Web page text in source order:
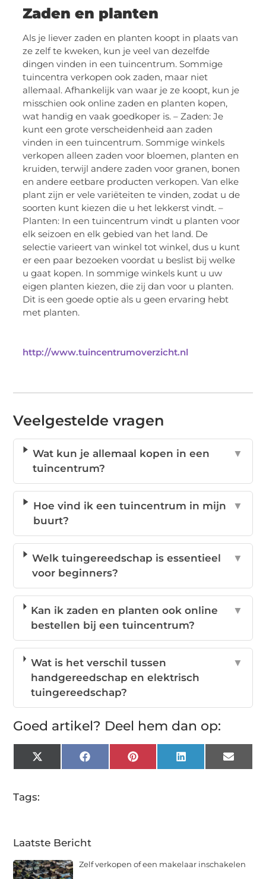
Zaden en planten
Als je liever zaden en planten koopt in plaats van
ze zelf te kweken, kun je veel van dezelfde
dingen vinden in een tuincentrum. Sommige
tuincentra verkopen ook zaden, maar niet
allemaal. Afhankelijk van waar je ze koopt, kun je
misschien ook online zaden en planten kopen,
wat handig en vaak goedkoper is. – Zaden: Je
kunt een grote verscheidenheid aan zaden
vinden in een tuincentrum. Sommige winkels
verkopen alleen zaden voor bloemen, planten en
kruiden, terwijl andere zaden voor granen, bonen
en andere eetbare producten verkopen. Van elke
plant zijn er vele variëteiten te vinden, zodat u de
soorten kunt kiezen die u het lekkerst vindt. –
Planten: In een tuincentrum vindt u planten voor
elk seizoen en elk gebied van het land. De
selectie varieert van winkel tot winkel, dus u kunt
er een paar bezoeken voordat u beslist bij welke
u gaat kopen. In sommige winkels kunt u uw
eigen planten kiezen, die zij dan voor u planten.
Dit is een goede optie als u geen ervaring hebt
met planten.
http://www.tuincentrumoverzicht.nl
Veelgestelde vragen
Wat kun je allemaal kopen in een
tuincentrum?
▼
Hoe vind ik een tuincentrum in mijn
buurt?
▼
Welk tuingereedschap is essentieel
voor beginners?
▼
Kan ik zaden en planten ook online
bestellen bij een tuincentrum?
▼
Wat is het verschil tussen
handgereedschap en elektrisch
tuingereedschap?
▼
Goed artikel? Deel hem dan op:
X
(Twitter)
FacebookPinterestLinkedInEmail
Tags:
Laatste Bericht
Zelf verkopen of een makelaar inschakelen